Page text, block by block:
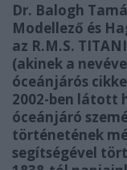
Dr. Balogh
Modellező és
az R.M.S.
(akinek a
óceánjárós
2002-ben látott
óceánjáró
történetének
segítségével